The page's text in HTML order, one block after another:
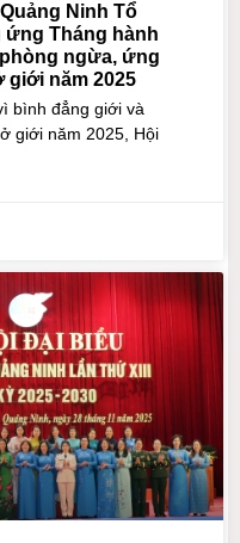
Ninh Tổ
Tháng hành
ngừa, ứng
năm 2025
bình đẳng giới và
giới năm 2025, Hội